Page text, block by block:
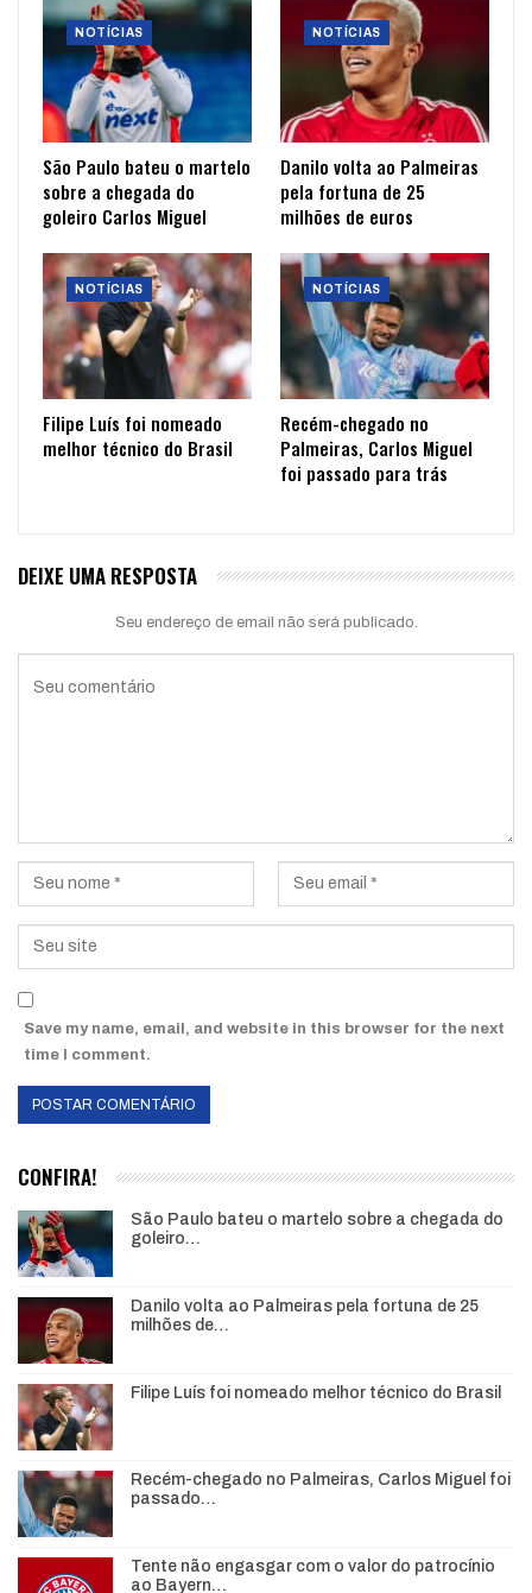
NOTÍCIAS
São Paulo bateu o martelo
sobre a chegada do
goleiro Carlos Miguel
NOTÍCIAS
Danilo volta ao Palmeiras
pela fortuna de 25
milhões de euros
NOTÍCIAS
Filipe Luís foi nomeado
melhor técnico do Brasil
NOTÍCIAS
Recém-chegado no
Palmeiras, Carlos Miguel
foi passado para trás
DEIXE UMA RESPOSTA
Seu endereço de email não será publicado.
Save my name, email, and website in this browser for the next
time I comment.
CONFIRA!
São Paulo bateu o martelo sobre a chegada do
goleiro…
Danilo volta ao Palmeiras pela fortuna de 25
milhões de…
Filipe Luís foi nomeado melhor técnico do Brasil
Recém-chegado no Palmeiras, Carlos Miguel foi
passado…
Tente não engasgar com o valor do patrocínio
ao Bayern…